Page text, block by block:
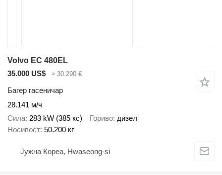
Volvo EC 480EL
35.000 US$
≈ 30.290 €
Багер гасеничар
28.141 м/ч
Сила 283 kW (385 кс) Гориво дизел
Носивост 50.200 кг
Јужна Кореа, Hwaseong-si